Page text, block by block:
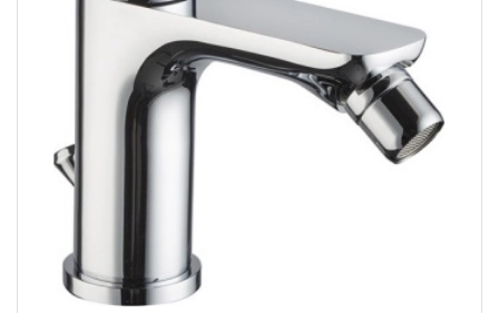
Каждая деталь коллекции Piano отражает стремление к
созданию пространства, где комфорт и эстетика
становятся доступными каждому.
Философия коллекции Piano заключается в
предоставлении высококачественных решений без
избыточной наценки за бренд. Продуманная
комплектация в сочетании с универсальным дизайном
планированию бюджета. В Piano каждый элемент
демонстрирует, что функциональность и эстетическая